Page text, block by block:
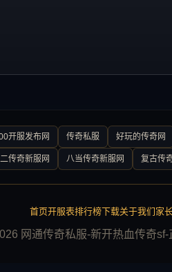
开服发布网 传奇私服 好玩的传奇网
传奇新服网 八当传奇新服网 复古传
首页开服表排行榜下载关于我们 家
网通传奇私服-新开热血传奇